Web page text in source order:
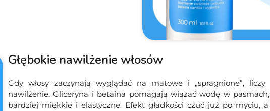
Głębokie nawilżenie włosów
Gdy włosy zaczynają wyglądać na matowe i „spragnione”,
nawilżenie. Gliceryna i betaina pomagają wiązać wodę w
bardziej miękkie i elastyczne. Efekt gładkości czuć już po myciu,